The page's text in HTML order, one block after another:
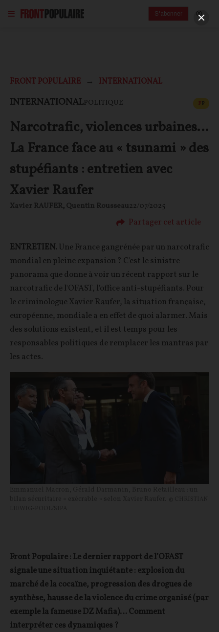
S'abonner
FRONT POPULAIRE INTERNATIONAL
INTERNATIONALPOLITIQUE FP
Narcotrafic, violences urbaines…
La France face au « tsunami » des
stupéfiants : entretien avec
Xavier Raufer
Xavier RAUFER,Quentin Rousseau22/07/2025
Partager cet article
ENTRETIEN.Une France gangrénée par un narcotrafic
mondial en pleine expansion ? C'est le sinistre
panorama que donne à voir un récent rapport sur le
narcotrafic de l'OFAST, l'office anti-stupéfiants. Pour
le criminologue Xavier Raufer, la situation française,
européenne, mondiale a en effet de quoi alarmer. Mais
des solutions existent, et il est temps pour les
responsables politiques de remplacer les mantras par
les actes.
Front Populaire : Le dernier rapport de l’OFAST
signale une situation inquiétante : explosion du
marché de la cocaïne, progression des drogues de
synthèse, hausse de la violence du crime organisé (par
exemple la fameuse DZ Mafia)… Comment
interpréter ces dynamiques ?